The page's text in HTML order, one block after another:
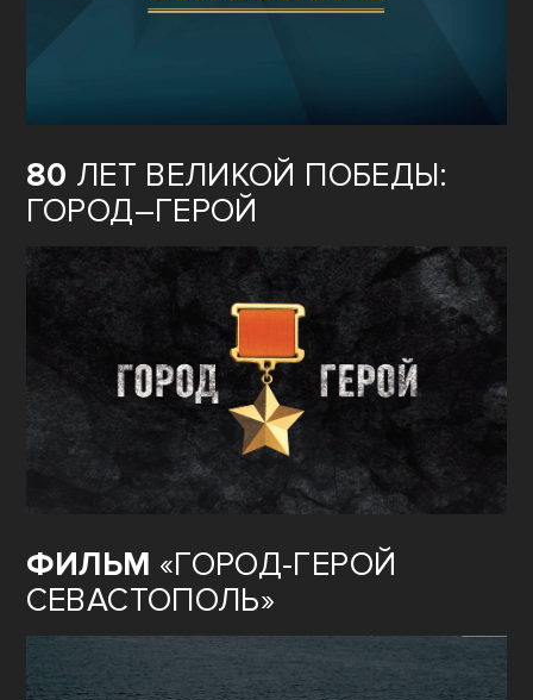
80 ЛЕТ ВЕЛИКОЙ ПОБЕДЫ:
ГОРОД–ГЕРОЙ
ФИЛЬМ «ГОРОД-ГЕРОЙ
СЕВАСТОПОЛЬ»